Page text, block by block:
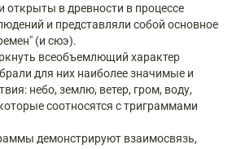
открыты в древности в процессе
и представляли собой основное
(и сюэ).
всеобъемлющий характер
для них наиболее значимые и
небо, землю, ветер, гром, воду,
соотносятся с триграммами
демонстрируют взаимосвязь,